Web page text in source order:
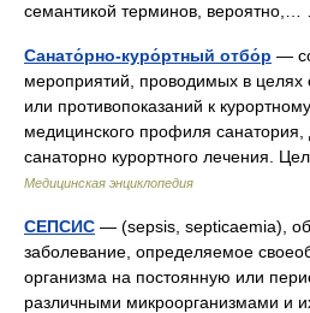
семантикой терминов,
Санато́рно-куро́ртный отбо́р —
мероприятий, проводимых в целях
или противопоказаний к
медицинского профиля санатория,
санаторно курортного лечения.
Медицинская энциклопедия
СЕПСИС — (sepsis, septicaemia),
заболевание, определяемое
организма на постоянную или
различными микроорганизмами и